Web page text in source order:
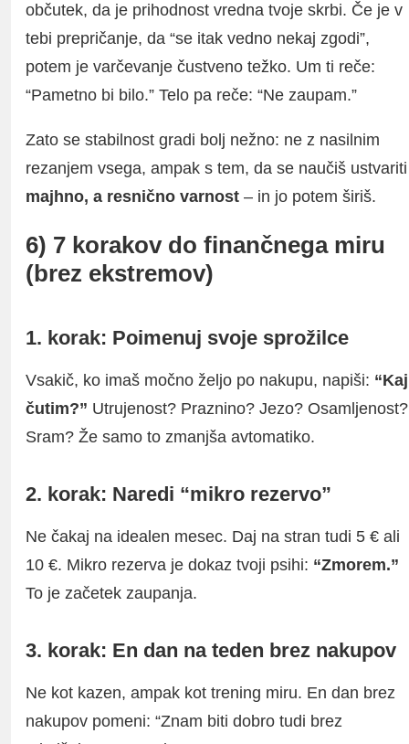
občutek, da je prihodnost vredna tvoje skrbi. Če je v
tebi prepričanje, da “se itak vedno nekaj zgodi”,
potem je varčevanje čustveno težko. Um ti reče:
“Pametno bi bilo.” Telo pa reče: “Ne zaupam.”
Zato se stabilnost gradi bolj nežno: ne z nasilnim
rezanjem vsega, ampak s tem, da se naučiš ustvariti
majhno, a resnično varnost – in jo potem širiš.
6) 7 korakov do finančnega miru
(brez ekstremov)
1. korak: Poimenuj svoje sprožilce
Vsakič, ko imaš močno željo po nakupu, napiši: “Kaj
čutim?” Utrujenost? Praznino? Jezo? Osamljenost?
Sram? Že samo to zmanjša avtomatiko.
2. korak: Naredi “mikro rezervo”
Ne čakaj na idealen mesec. Daj na stran tudi 5 € ali
10 €. Mikro rezerva je dokaz tvoji psihi: “Zmorem.”
To je začetek zaupanja.
3. korak: En dan na teden brez nakupov
Ne kot kazen, ampak kot trening miru. En dan brez
nakupov pomeni: “Znam biti dobro tudi brez